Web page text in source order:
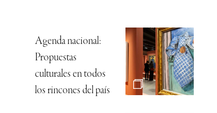
Agenda nacional:
Propuestas
culturales en todos
los rincones del país